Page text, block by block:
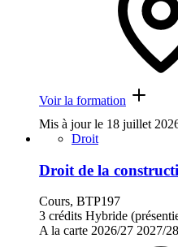
Voir la formation
Mis à jour le 18 juillet
Droit
Droit de la
Cours, BTP197
3 crédits Hybride
A la carte 2026/27 2027/28